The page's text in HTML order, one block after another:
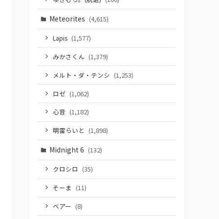
Meteorites (4,615)
Lapis (1,577)
みかさくん (1,379)
メルト・ダ・テンシ (1,253)
ロゼ (1,062)
心音 (1,182)
明雷らいと (1,898)
Midnight 6 (132)
クロシロ (35)
そーま (11)
ベアー (8)